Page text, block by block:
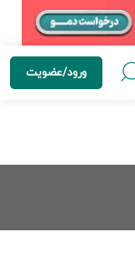
ورود/عضویت